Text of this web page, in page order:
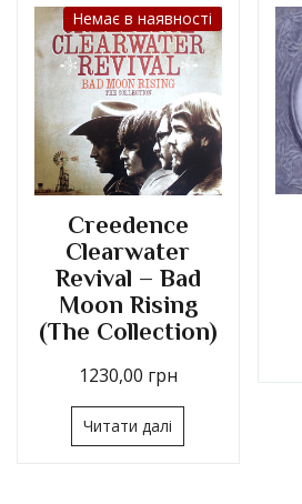
Немає в наявності
Creedence
Clearwater
Revival – Bad
Moon Rising
(The Collection)
1230,00 грн
Читати далі